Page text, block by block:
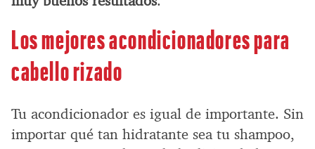
Los mejores acondicionadores para
cabello rizado
Tu acondicionador es igual de importante. Sin
importar qué tan hidratante sea tu shampoo,